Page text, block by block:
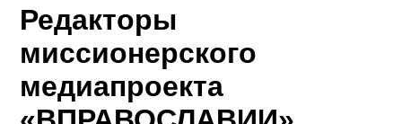
Редакторы
миссионерского
медиапроекта